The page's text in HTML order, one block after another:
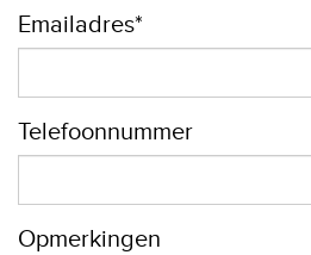
Emailadres*
Telefoonnummer
Opmerkingen